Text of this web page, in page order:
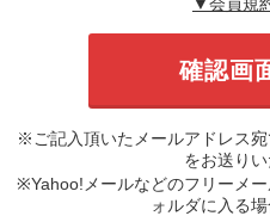
※ご記入頂いたメールアドレス
をお送りい
※Yahoo!メールなどのフリーメ
ォルダに入る場